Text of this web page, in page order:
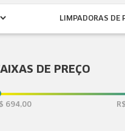
LIMPADORAS DE
DE PREÇO
694,00